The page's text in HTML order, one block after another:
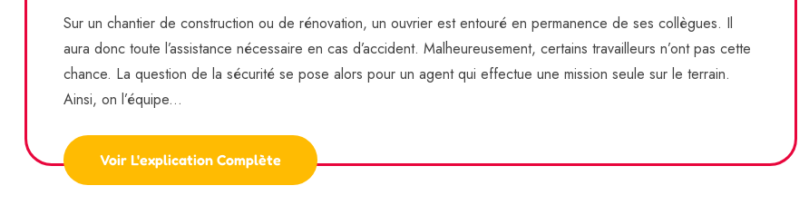
Sur un chantier de construction ou de rénovation, un ouvrier est entouré en permanence de ses collègues. Il
aura donc toute l’assistance nécessaire en cas d’accident. Malheureusement, certains travailleurs n’ont pas cette
chance. La question de la sécurité se pose alors pour un agent qui effectue une mission seule sur le terrain.
Ainsi, on l’équipe...
Voir L'explication Complète